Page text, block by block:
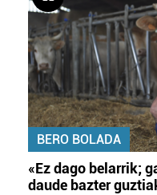
BERO BOLADA
«Ez dago belarrik;
daude bazter